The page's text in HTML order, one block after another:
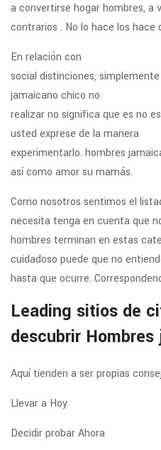
a convertirse hogar hombres, a
contrarios . No lo hace los hace
En relación con
social distinciones,
jamaicano chico no
realizar no significa que es no
usted exprese de la manera
experimentarlo. hombres
así como amor su mamás.
Como nosotros sentimos el
necesita tenga en cuenta que
hombres terminan en estas
cuidadoso puede que no
hasta que ocurre.
Leading sitios de
descubrir
Aquí tienden a ser propias
Llevar a Hoy
Decidir probar Ahora